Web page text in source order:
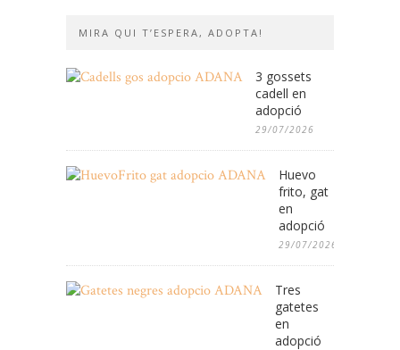
MIRA QUI T’ESPERA, ADOPTA!
3 gossets
cadell en
adopció
29/07/2026
Huevo
frito, gat
en
adopció
29/07/2026
Tres
gatetes
en
adopció